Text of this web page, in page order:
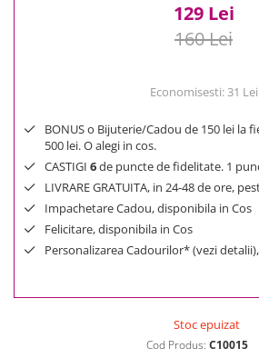
129 Lei
160 Lei
Economisesti:31 Lei
BONUS o Bijuterie/Cadou de 150 lei la
500 lei. O alegi in cos.
CASTIGI 6de puncte de fidelitate. 1
LIVRARE GRATUITA, in 24-48 de ore,
Impachetare Cadou, disponibila in Cos
Felicitare, disponibila in Cos
Personalizarea Cadourilor* (vezi
Stoc epuizat
Cod Produs: C10015